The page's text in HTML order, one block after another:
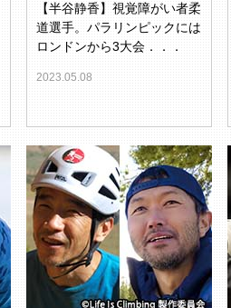
【半谷静香】視覚障がい者柔
道選手。パラリンピックには
ロンドンから3大会．．．
2023.05.08